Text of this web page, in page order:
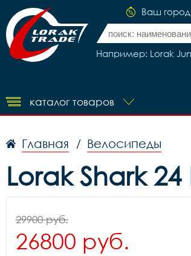
Ваш
Например: Lorak
каталог товаров
Главная / Велосипеды
Lorak Shark
29900 руб.
26800 руб.